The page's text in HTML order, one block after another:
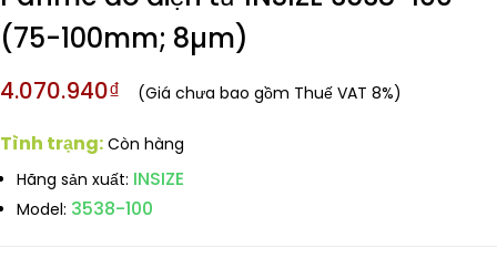
(75-100mm; 8µm)
4.070.940₫ (Giá chưa bao gồm Thuế VAT 8%)
Tình trạng: Còn hàng
Hãng sản xuất: INSIZE
Model: 3538-100